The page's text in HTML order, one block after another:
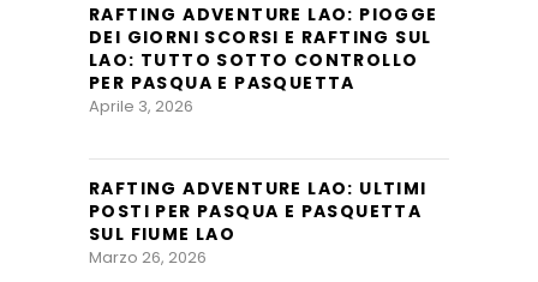
RAFTING ADVENTURE LAO: PIOGGE
DEI GIORNI SCORSI E RAFTING SUL
LAO: TUTTO SOTTO CONTROLLO
PER PASQUA E PASQUETTA
Aprile 3, 2026
RAFTING ADVENTURE LAO: ULTIMI
POSTI PER PASQUA E PASQUETTA
SUL FIUME LAO
Marzo 26, 2026